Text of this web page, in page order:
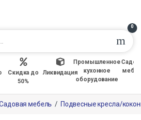
0
Скидка до
50%
Ликвидация
Промышленное
кухонное
оборудование
мебель / Подвесные кресла/